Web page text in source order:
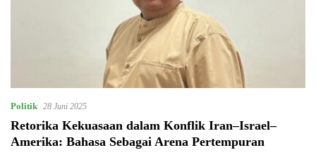
Politik 28 Juni 2025
Retorika Kekuasaan dalam Konflik Iran–Israel–
Amerika: Bahasa Sebagai Arena Pertempuran